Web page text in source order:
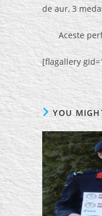
de aur, 3
Aceste
[flagallery
YOU